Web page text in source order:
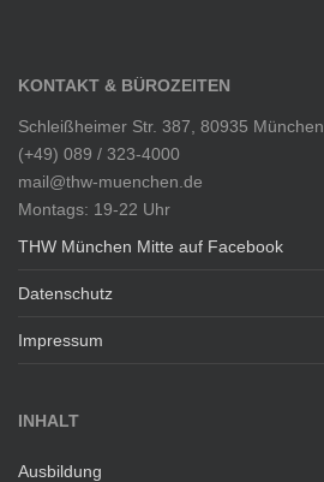
KONTAKT & BÜROZEITEN
Schleißheimer Str. 387, 80935 München
(+49) 089 / 323-4000
mail@thw-muenchen.de
Montags: 19-22 Uhr
THW München Mitte auf Facebook
Datenschutz
Impressum
INHALT
Ausbildung